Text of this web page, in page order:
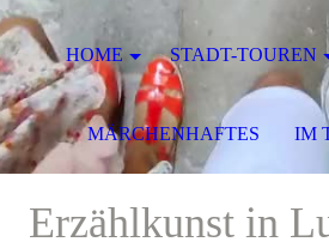
Erzählkunst in
HOME STADT-TOUREN
MÄRCHENHAFTES IM